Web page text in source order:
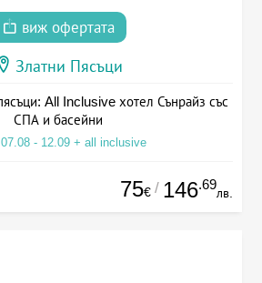
виж офертата
Златни Пясъци
All Inclusive хотел Сънрайз със
СПА и басейни
07.08 - 12.09 + all inclusive
75€ / 146.69
лв.